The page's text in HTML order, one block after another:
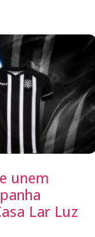
unem
Lar Luz